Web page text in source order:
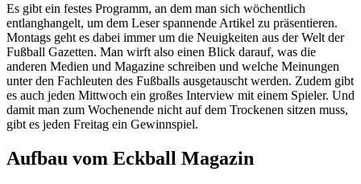
Es gibt ein festes Programm, an dem man sich wöchentlich
entlanghangelt, um dem Leser spannende Artikel zu präsentieren.
Montags geht es dabei immer um die Neuigkeiten aus der Welt der
Fußball Gazetten. Man wirft also einen Blick darauf, was die
anderen Medien und Magazine schreiben und welche Meinungen
unter den Fachleuten des Fußballs ausgetauscht werden. Zudem gibt
es auch jeden Mittwoch ein großes Interview mit einem Spieler. Und
damit man zum Wochenende nicht auf dem Trockenen sitzen muss,
gibt es jeden Freitag ein Gewinnspiel.
Aufbau vom Eckball Magazin